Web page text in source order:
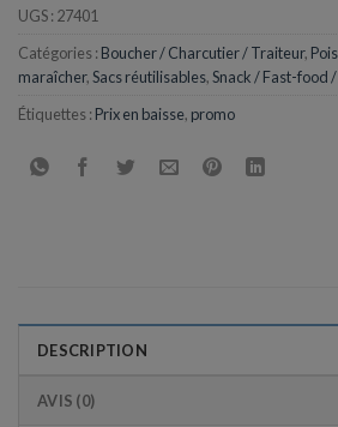
UGS : 27401
Catégories : Boucher / Charcutier / Traiteur,
maraîcher,Sacs réutilisables,Snack / Fast-food /
Étiquettes : Prix en baisse, promo
DESCRIPTION
AVIS (0)